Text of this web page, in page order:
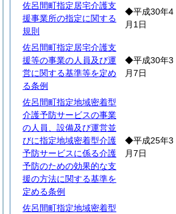
佐呂間町指定居宅介護支
援事業所の指定に関する
規則
◆平成30年4
月1日
佐呂間町指定居宅介護支
援等の事業の人員及び運
営に関する基準等を定め
る条例
◆平成30年3
月7日
佐呂間町指定地域密着型
介護予防サービスの事業
の人員、設備及び運営並
びに指定地域密着型介護
予防サービスに係る介護
予防のための効果的な支
援の方法に関する基準を
定める条例
◆平成25年3
月7日
佐呂間町指定地域密着型